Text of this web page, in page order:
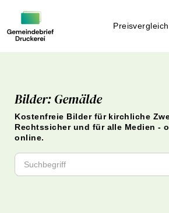
Preisvergleich
Bilder: Gemälde
Kostenfreie Bilder für kirchliche
Rechtssicher und für alle Medien -
online.